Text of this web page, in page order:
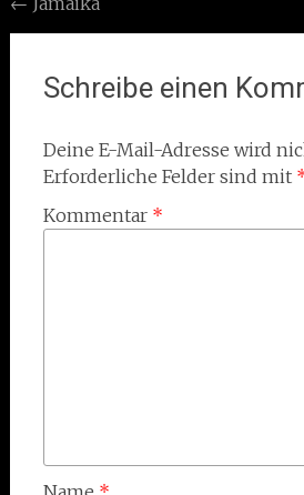
Post
navigation
Schreibe einen
Deine E-Mail-Adresse wird
Erforderliche Felder sind mit
Kommentar *